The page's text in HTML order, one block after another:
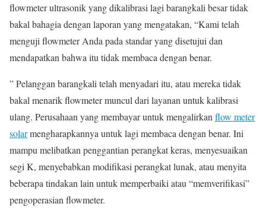
flowmeter ultrasonik yang dikalibrasi lagi barangkali besar tidak
bakal bahagia dengan laporan yang mengatakan, “Kami telah
menguji flowmeter Anda pada standar yang disetujui dan
mendapatkan bahwa itu tidak membaca dengan benar.
” Pelanggan barangkali telah menyadari itu, atau mereka tidak
bakal menarik flowmeter muncul dari layanan untuk kalibrasi
ulang. Perusahaan yang membayar untuk mengalirkan flow meter
solarmengharapkannya untuk lagi membaca dengan benar. Ini
mampu melibatkan penggantian perangkat keras, menyesuaikan
segi K, menyebabkan modifikasi perangkat lunak, atau menyita
beberapa tindakan lain untuk memperbaiki atau “memverifikasi”
pengoperasian flowmeter.